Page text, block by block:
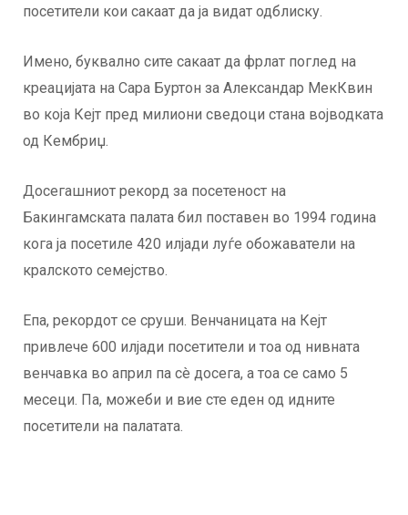
посетители кои сакаат да ја видат одблиску.
Имено, буквално сите сакаат да фрлат поглед на
креацијата на Сара Буртон за Александар МекКвин
во која Кејт пред милиони сведоци стана војводката
од Кембриџ.
Досегашниот рекорд за посетеност на
Бакингамската палата бил поставен во 1994 година
кога ја посетиле 420 илјади луѓе обожаватели на
кралското семејство.
Епа, рекордот се сруши. Венчаницата на Кејт
привлече 600 илјади посетители и тоа од нивната
венчавка во април па сè досега, а тоа се само 5
месеци. Па, можеби и вие сте еден од идните
посетители на палатата.